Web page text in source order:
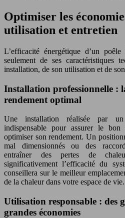
Optimiser les
utilisation et entretien
L’efficacité énergétique d’un
seulement de ses caractéristiques
installation, de son utilisation et de
Installation professionnelle :
rendement optimal
Une installation réalisée par
indispensable pour assurer le
optimiser son rendement. Un
mal dimensionnés ou des
entraîner des pertes de
significativement l’efficacité du
conseillera sur le meilleur
de la chaleur dans votre espace de vie.
Utilisation responsable : des
grandes économies